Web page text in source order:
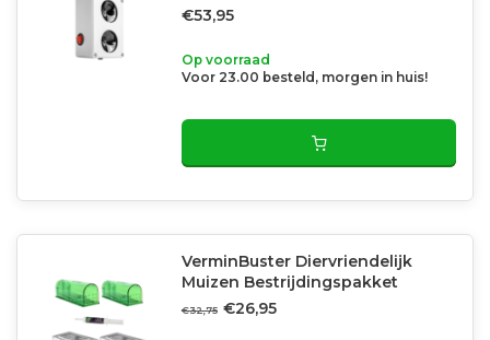
€53,95
Op voorraad
Voor 23.00 besteld, morgen in huis!
VerminBuster Diervriendelijk
Muizen Bestrijdingspakket
€32,75 €26,95